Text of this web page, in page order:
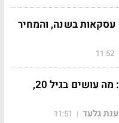
קריית שרת: 138 עסקאות בשנה, והמחיר
11:52
פנסיה לפי עשור: מה עושים בגיל 20,
ענת גלעד |
11:51